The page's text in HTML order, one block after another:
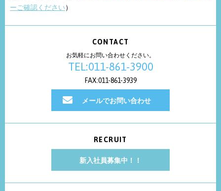
ーご確認ください）
CONTACT
お気軽にお問い合わせください。
TEL:011-861-3900
FAX:011-861-3939
メールでお問い合わせ
RECRUIT
新入社員募集中！！